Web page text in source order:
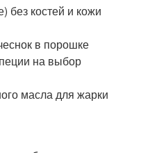
без костей и кожи
в порошке
на выбор
масла для жарки